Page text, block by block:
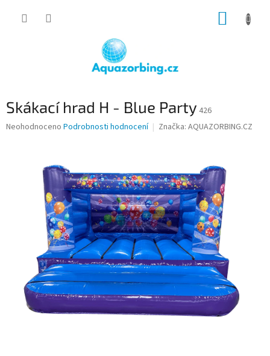
Skákací hrad H - Blue Party 426
Průměrné
Neohodnoceno Podrobnosti hodnocení Značka: AQUAZORBING.CZ